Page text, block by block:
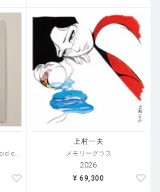
【荒木経惟/サイン入り】Polaroid collage
上村一夫
メモリーグラス
2026
¥ 69,300